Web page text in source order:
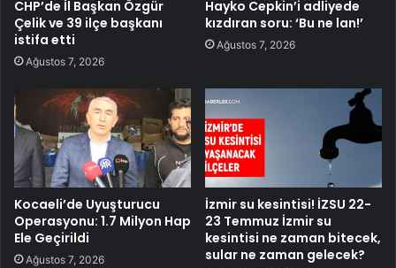
CHP’de İl Başkan Özgür
Çelik ve 39 ilçe başkanı
istifa etti
Ağustos 7, 2026
Hayko Cepkin’i adliyede
kızdıran soru: ‘Bu ne lan!’
Ağustos 7, 2026
Kocaeli’de Uyuşturucu
Operasyonu: 1.7 Milyon Hap
Ele Geçirildi
Ağustos 7, 2026
İzmir su kesintisi! İZSU 22-
23 Temmuz İzmir su
kesintisi ne zaman bitecek,
sular ne zaman gelecek?